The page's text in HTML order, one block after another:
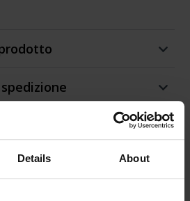
Details About